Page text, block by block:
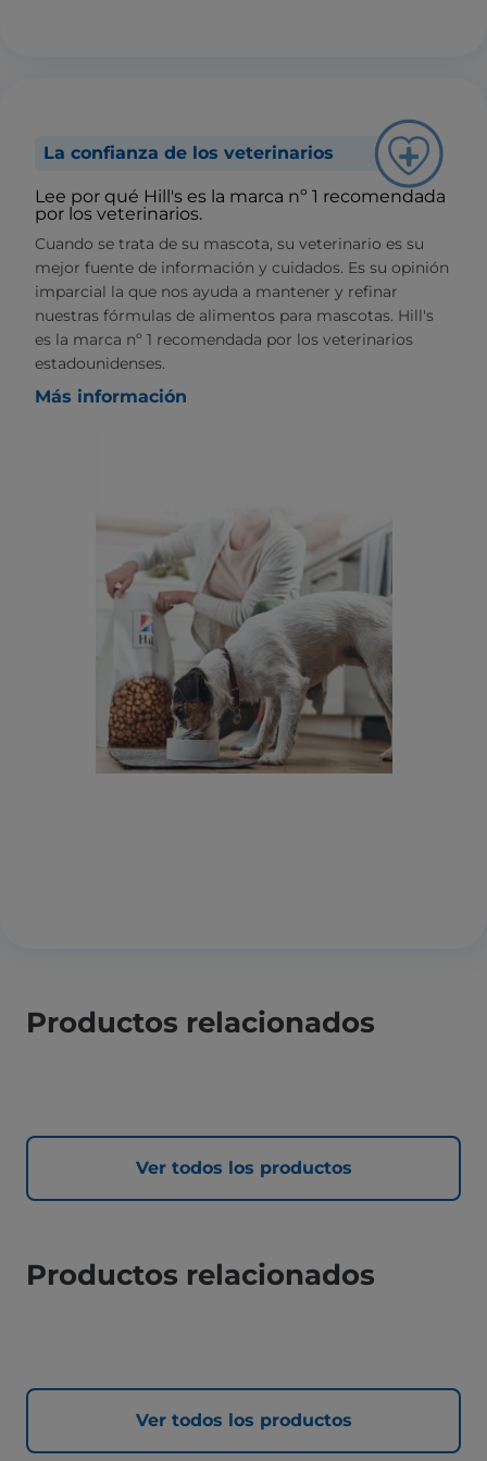
La confianza de los veterinarios
Lee por qué Hill's es la marca nº 1 recomendada
por los veterinarios.
Cuando se trata de su mascota, su veterinario es su
mejor fuente de información y cuidados. Es su opinión
imparcial la que nos ayuda a mantener y refinar
nuestras fórmulas de alimentos para mascotas. Hill's
es la marca nº 1 recomendada por los veterinarios
estadounidenses.
Más información
Productos relacionados
Ver todos los productos
Productos relacionados
Ver todos los productos